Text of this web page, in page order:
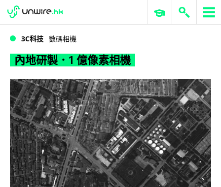
內地研製．1 億像素相機
WWDC 2026 ERP 與商業 AI
3C科技 數碼相機
內地研製．1 億像素相機